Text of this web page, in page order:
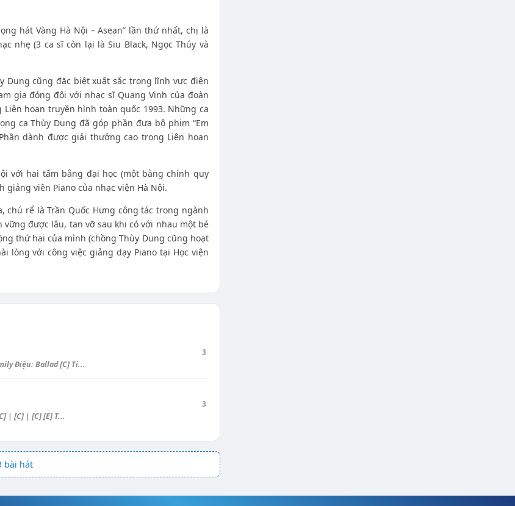
hát Vàng Hà Nội – Asean” lần thứ nhất, chị là
nhẹ (3 ca sĩ còn lại là Siu Black, Ngọc Thúy và
Dung cũng đặc biệt xuất sắc trong lĩnh vực điện
gia đóng đôi với nhạc sĩ Quang Vinh của đoàn
hoan truyền hình toàn quốc 1993. Những ca
ca Thùy Dung đã góp phần đưa bộ phim “Em
dành được giải thưởng cao trong Liên hoan
với hai tấm bằng đại học (một bằng chính quy
giảng viên Piano của nhạc viện Hà Nội.
chú rể là Trần Quốc Hưng công tác trong ngành
được lâu, tan vỡ sau khi có với nhau một bé
thứ hai của mình (chồng Thùy Dung cũng hoạt
lòng với công việc giảng dạy Piano tại Học viện
Điệu: Ballad [C] Ti...
3
| [C] | [C] [E] T...
3
bài hát